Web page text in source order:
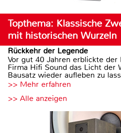
Topthema: Klassische
mit historischen Wurzeln
Rückkehr der Legende
Vor gut 40 Jahren erblickte
Firma Hifi Sound das Licht der
Bausatz wieder aufleben zu
>> Mehr erfahren
>> Alle anzeigen